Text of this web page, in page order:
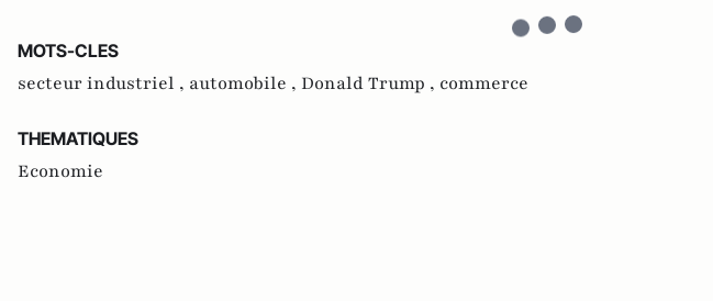
MOTS-CLES
secteur industriel , automobile , Donald Trump , commerce
THEMATIQUES
Economie